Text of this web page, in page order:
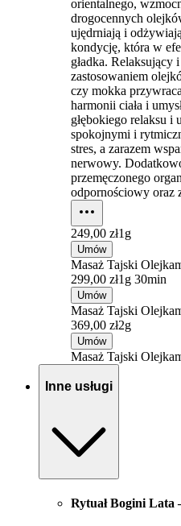
orientalnego,
drogocennych
ujędrniają i
kondycję, która w
gładka. Relaksujący
zastosowaniem
czy mokka
harmonii ciała i
głębokiego relaksu
spokojnymi i
stres, a zarazem
nerwowy.
przemęczonego
odpornościowy oraz
249,00 zł1g
Umów
Masaż Tajski
299,00 zł1g 30min
Umów
Masaż Tajski
369,00 zł2g
Umów
Masaż Tajski
Inne usługi
Rytuał Bogini Lata